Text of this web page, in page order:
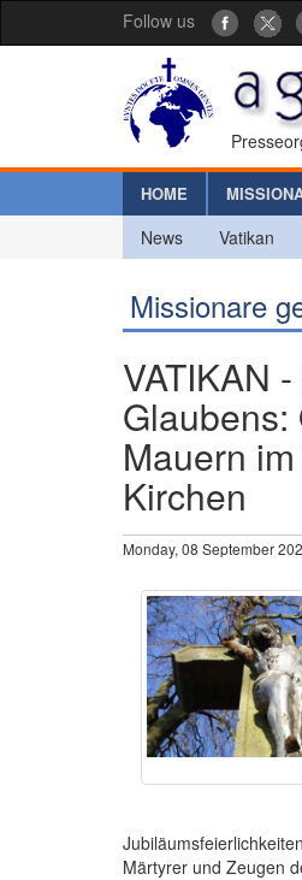
Follow us
HOME
News Vatikan
Missionare
VATIKAN
Glaubens:
Mauern
Kirchen
Monday, 08 September
Märtyrer und Zeugen